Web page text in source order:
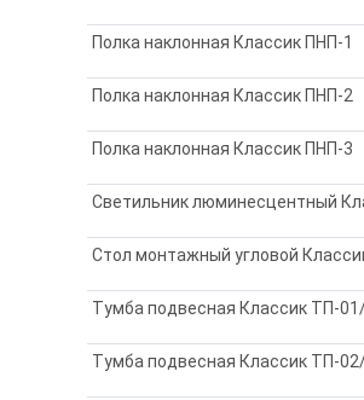
Полка наклонная Классик ПНП-1
Полка наклонная Классик ПНП-2
Полка наклонная Классик ПНП-3
Светильник люминесцентный
Стол монтажный угловой
Тумба подвесная Классик ТП-
Тумба подвесная Классик ТП-